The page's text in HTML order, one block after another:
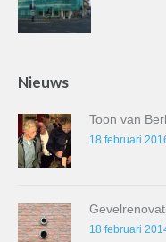
Nieuws
Toon van
18 februari
18 februari